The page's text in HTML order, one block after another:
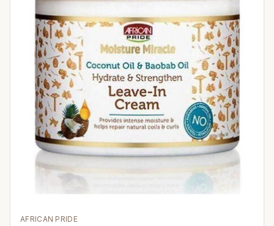
AFRICAN PRIDE